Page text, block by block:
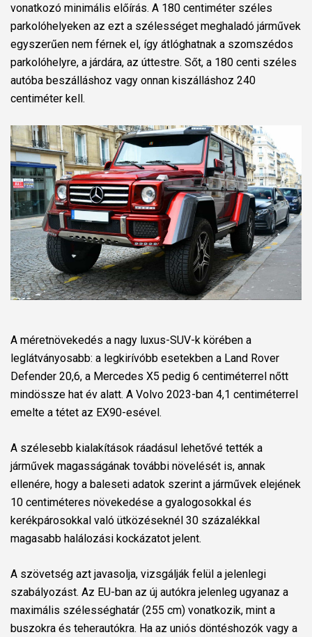
vonatkozó minimális előírás. A 180 centiméter széles
parkolóhelyeken az ezt a szélességet meghaladó járművek
egyszerűen nem férnek el, így átlóghatnak a szomszédos
parkolóhelyre, a járdára, az úttestre. Sőt, a 180 centi széles
autóba beszálláshoz vagy onnan kiszálláshoz 240
centiméter kell.
A méretnövekedés a nagy luxus-SUV-k körében a
leglátványosabb: a legkirívóbb esetekben a Land Rover
Defender 20,6, a Mercedes X5 pedig 6 centiméterrel nőtt
mindössze hat év alatt. A Volvo 2023-ban 4,1 centiméterrel
emelte a tétet az EX90-esével.
A szélesebb kialakítások ráadásul lehetővé tették a
járművek magasságának további növelését is, annak
ellenére, hogy a baleseti adatok szerint a járművek elejének
10 centiméteres növekedése a gyalogosokkal és
kerékpárosokkal való ütközéseknél 30 százalékkal
magasabb halálozási kockázatot jelent.
A szövetség azt javasolja, vizsgálják felül a jelenlegi
szabályozást. Az EU-ban az új autókra jelenleg ugyanaz a
maximális szélességhatár (255 cm) vonatkozik, mint a
buszokra és teherautókra. Ha az uniós döntéshozók vagy a